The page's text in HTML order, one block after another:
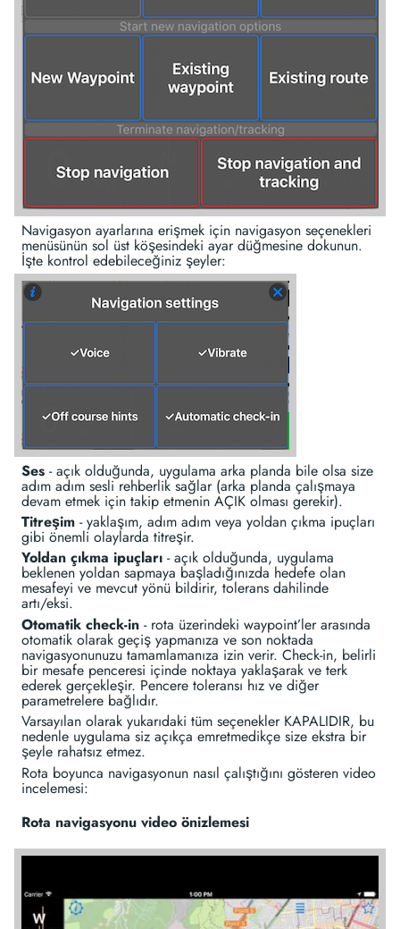
Navigasyon ayarlarına erişmek için navigasyon seçenekleri
menüsünün sol üst köşesindeki ayar düğmesine dokunun.
İşte kontrol edebileceğiniz şeyler:
Ses - açık olduğunda, uygulama arka planda bile olsa size
adım adım sesli rehberlik sağlar (arka planda çalışmaya
devam etmek için takip etmenin AÇIK olması gerekir).
Titreşim - yaklaşım, adım adım veya yoldan çıkma ipuçları
gibi önemli olaylarda titreşir.
Yoldan çıkma ipuçları - açık olduğunda, uygulama
beklenen yoldan sapmaya başladığınızda hedefe olan
mesafeyi ve mevcut yönü bildirir, tolerans dahilinde
artı/eksi.
Otomatik check-in - rota üzerindeki waypoint’ler arasında
otomatik olarak geçiş yapmanıza ve son noktada
navigasyonunuzu tamamlamanıza izin verir. Check-in, belirli
bir mesafe penceresi içinde noktaya yaklaşarak ve terk
ederek gerçekleşir. Pencere toleransı hız ve diğer
parametrelere bağlıdır.
Varsayılan olarak yukarıdaki tüm seçenekler KAPALIDIR, bu
nedenle uygulama siz açıkça emretmedikçe size ekstra bir
şeyle rahatsız etmez.
Rota boyunca navigasyonun nasıl çalıştığını gösteren video
incelemesi:
Rota navigasyonu video önizlemesi